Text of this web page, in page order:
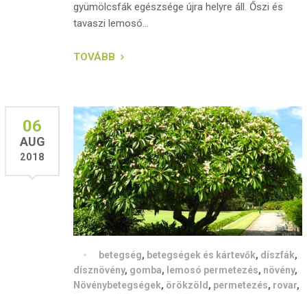
gyümölcsfák egészsége újra helyre áll. Őszi és
tavaszi lemosó...
TOVÁBB
06
AUG
2018
betegség, betegségek és kártevők, díszfák,
dísznövény, gomba, lemosó permetezés, növény,
Növénybetegségek, örökzöld , permetezés, rovar,